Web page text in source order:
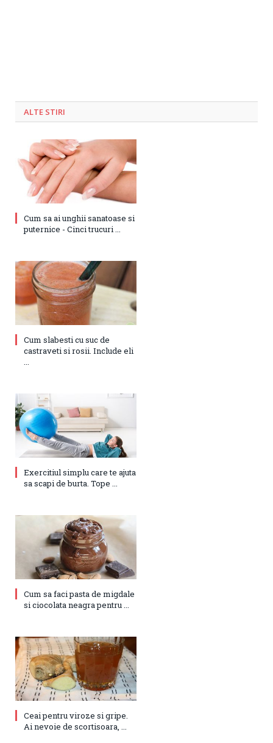
ALTE STIRI
Cum sa ai unghii sanatoase si
puternice - Cinci trucuri ...
Cum slabesti cu suc de
castraveti si rosii. Include eli
...
Exercitiul simplu care te ajuta
sa scapi de burta. Tope ...
Cum sa faci pasta de migdale
si ciocolata neagra pentru ...
Ceai pentru viroze si gripe.
Ai nevoie de scortisoara, ...